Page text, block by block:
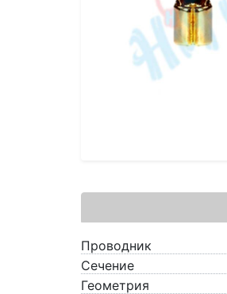
Проводник
Сечение
Геометрия